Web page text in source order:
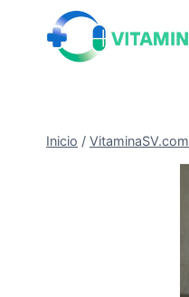
contenido
Inicio / VitaminaSV.com